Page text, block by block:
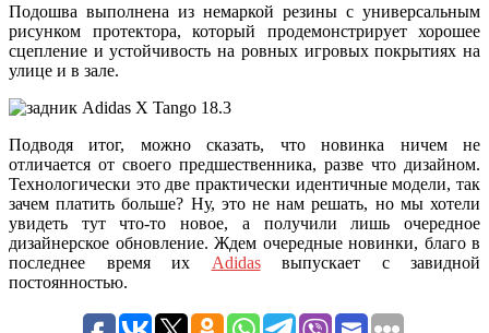
Подошва выполнена из немаркой резины с универсальным
рисунком протектора, который продемонстрирует хорошее
сцепление и устойчивость на ровных игровых покрытиях на
улице и в зале.
Подводя итог, можно сказать, что новинка ничем не
отличается от своего предшественника, разве что дизайном.
Технологически это две практически идентичные модели, так
зачем платить больше? Ну, это не нам решать, но мы хотели
увидеть тут что-то новое, а получили лишь очередное
дизайнерское обновление. Ждем очередные новинки, благо в
последнее время их Adidasвыпускает с завидной
постоянностью.